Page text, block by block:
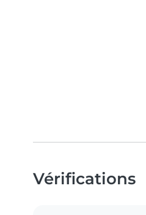
Vérifications